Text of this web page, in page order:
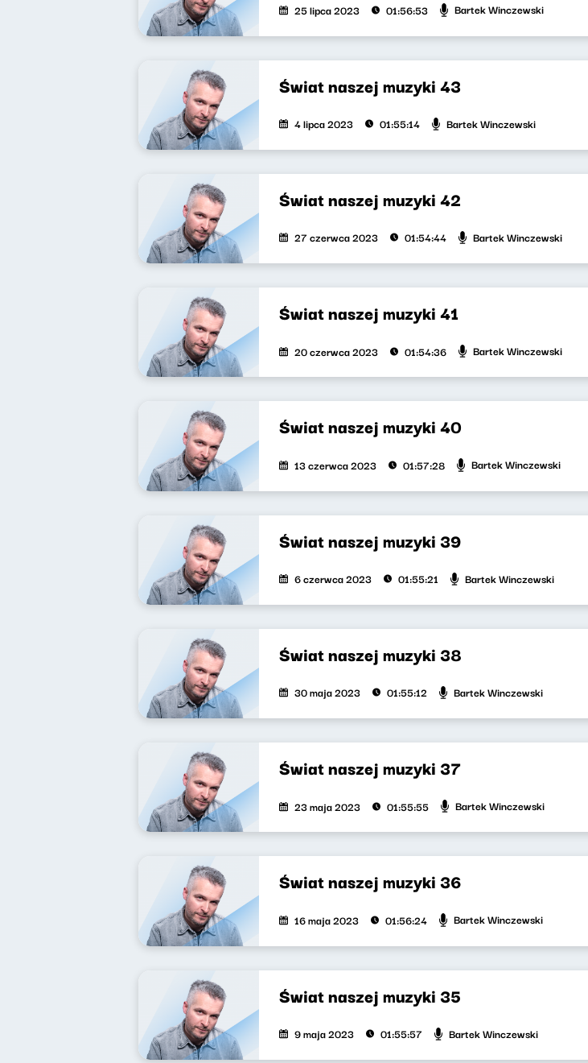
25 lipca 2023 01:56:53 Bartek Winczewski
Świat naszej muzyki 43
4 lipca 2023 01:55:14 Bartek Winczewski
Świat naszej muzyki 42
27 czerwca 2023 01:54:44 Bartek Winczewski
Świat naszej muzyki 41
20 czerwca 2023 01:54:36 Bartek Winczewski
Świat naszej muzyki 40
13 czerwca 2023 01:57:28 Bartek Winczewski
Świat naszej muzyki 39
6 czerwca 2023 01:55:21 Bartek Winczewski
Świat naszej muzyki 38
30 maja 2023 01:55:12 Bartek Winczewski
Świat naszej muzyki 37
23 maja 2023 01:55:55 Bartek Winczewski
Świat naszej muzyki 36
16 maja 2023 01:56:24 Bartek Winczewski
Świat naszej muzyki 35
9 maja 2023 01:55:57 Bartek Winczewski